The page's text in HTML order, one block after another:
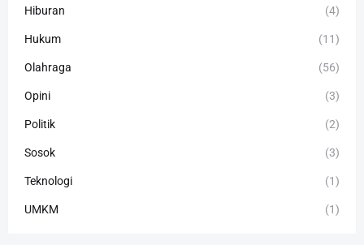
Hiburan (4)
Hukum (11)
Olahraga (56)
Opini (3)
Politik (2)
Sosok (3)
Teknologi (1)
UMKM (1)